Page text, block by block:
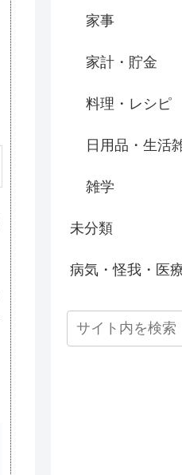
家事
家計・貯金
料理・レシピ
日用品・生活
雑学
未分類
病気・怪我・医